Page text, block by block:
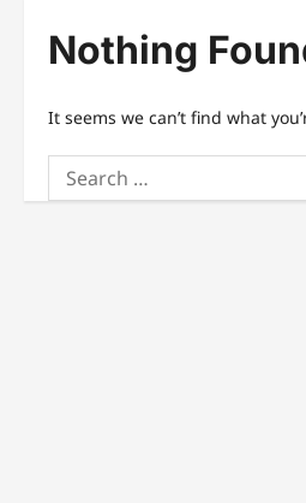
Nothing
It seems we can’t find what